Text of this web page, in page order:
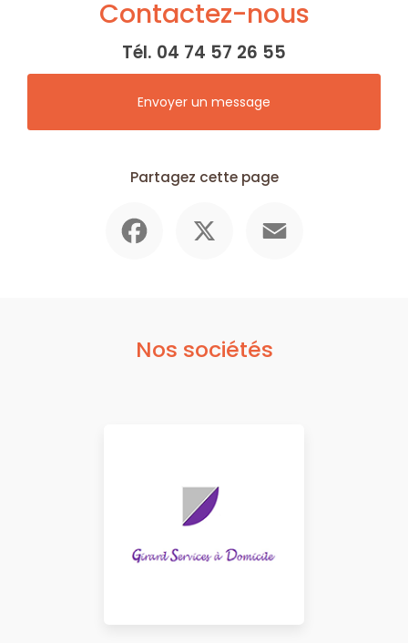
Contactez-nous
Tél. 04 74 57 26 55
Envoyer un message
Partagez cette page
Nos sociétés